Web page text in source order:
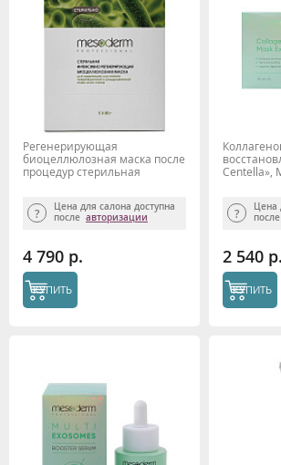
Регенерирующая
биоцеллюлозная маска после
процедур стерильная
Цена для салона доступна
после авторизации
4 790 р.
КУПИТЬ
Centella»,
Цена
после
2 540 р.
КУПИТЬ